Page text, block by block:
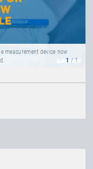
measurement device now
1 / 1